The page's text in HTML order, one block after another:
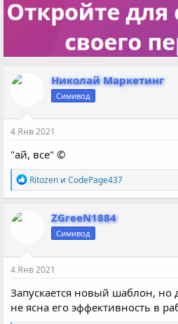
ц
и
Николай Маркетинг
Симивод
4 Янв 2021
"ай, все" ©
Р
е
а
:
Ritozen и CodePage437
ZGreeN1884
Симивод
4 Янв 2021
Запускается новый шаблон, но
не ясна его эффективность в